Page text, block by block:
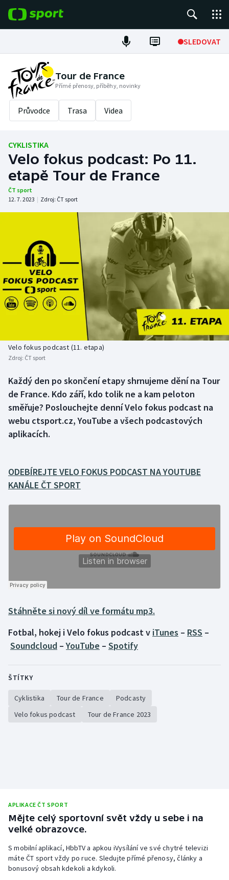
SLEDOVAT
Fotbal
Hokej
Tenis
Cyklistika
DALŠÍ SPORTY
Americký fotbal
Baseball a softbal
Basketbal
Biatlon
Boby a skeleton
Curling
Dostihy
Florbal
Futsal
Gymnastika
Házená
Krasobruslení
Lezení
Lyže a snowboard
Motorsport
Olympijské hry
Ragby
Rychlobruslení
Rychlostní kanoistika
Short track
NEPŘEHLÉDNĚTE
Historické návraty
Aplikace ČT sport
AZ kvíz
Tour de France
Přímé přenosy, příběhy, novinky
Průvodce Trasa Videa
CYKLISTIKA
Velo fokus podcast: Po 11.
etapě Tour de France
ČT sport
12. 7. 2023 | Zdroj: ČT sport
Velo fokus podcast (11. etapa)
Zdroj: ČT sport
Každý den po skončení etapy shrnujeme dění na Tour
de France. Kdo září, kdo tolik ne a kam peloton
směřuje? Poslouchejte denní Velo fokus podcast na
webu ctsport.cz, YouTube a všech podcastových
aplikacích.
ODEBÍREJTE VELO FOKUS PODCAST NA YOUTUBE
KANÁLE ČT SPORT
Stáhněte si nový díl ve formátu mp3.
Fotbal, hokej i Velo fokus podcast v iTunes – RSS –
Soundcloud –YouTube – Spotify
ŠTÍTKY
Cyklistika Tour de France
Podcasty
Velo fokus podcast
Tour de France 2023
APLIKACE ČT SPORT
Mějte celý sportovní svět vždy u sebe i na
velké obrazovce.
S mobilní aplikací, HbbTV a apkou iVysílání ve své chytré televizi
máte ČT sport vždy po ruce. Sledujte přímé přenosy, články a
bonusový obsah kdekoli a kdykoli.